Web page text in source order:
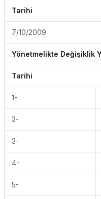
Tarihi
7/10/2009
Yönetmelikte Değişiklik
Tarihi
1-
2-
3-
4-
5-